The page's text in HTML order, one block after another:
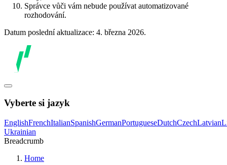
Správce vůči vám nebude používat automatizované
rozhodování.
Datum poslední aktualizace: 4. března 2026.
Vyberte si jazyk
EnglishFrenchItalianSpanishGermanPortugueseDutchCzechLatvian
Ukrainian
Breadcrumb
Home